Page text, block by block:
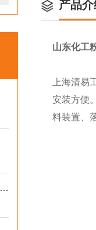
颗粒双称包装秤/粮食双称包装秤/肥料双称包装秤定制
产品介
山东化工
上海清易
安装方便
料装置、